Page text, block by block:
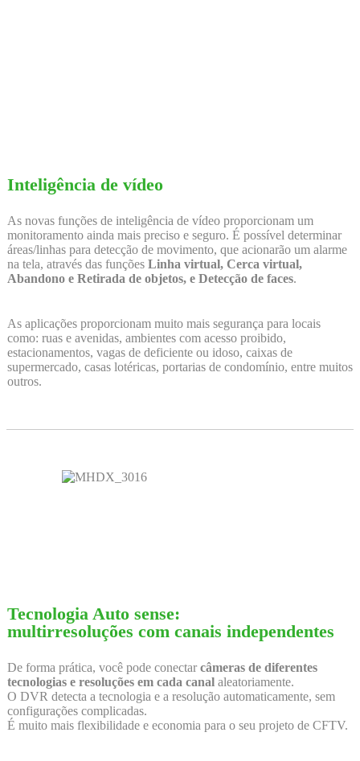
Inteligência de vídeo
As novas funções de inteligência de vídeo proporcionam um
monitoramento ainda mais preciso e seguro. É possível determinar
áreas/linhas para detecção de movimento, que acionarão um alarme
na tela, através das funções Linha virtual, Cerca virtual,
Abandono e Retirada de objetos, e Detecção de faces.
As aplicações proporcionam muito mais segurança para locais
como: ruas e avenidas, ambientes com acesso proibido,
estacionamentos, vagas de deficiente ou idoso, caixas de
supermercado, casas lotéricas, portarias de condomínio, entre muitos
outros.
Tecnologia Auto sense:
multirresoluções com canais independentes
De forma prática, você pode conectar câmeras de diferentes
tecnologias e resoluções em cada canal aleatoriamente.
O DVR detecta a tecnologia e a resolução automaticamente, sem
configurações complicadas.
É muito mais flexibilidade e economia para o seu projeto de CFTV.